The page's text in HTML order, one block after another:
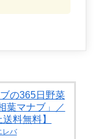
の365日野菜
葉マナブ」／
料無料】
レバ